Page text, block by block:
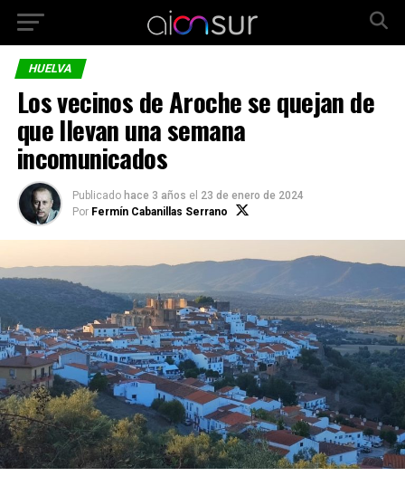
HUELVA
Los vecinos de Aroche se quejan de
que llevan una semana
incomunicados
Publicado hace 3 años el 23 de enero de 2024
Por Fermín Cabanillas Serrano